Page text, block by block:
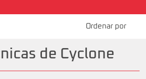
de Cyclone